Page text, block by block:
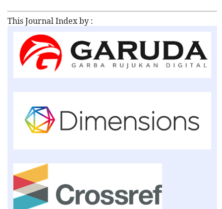
This Journal Index by :